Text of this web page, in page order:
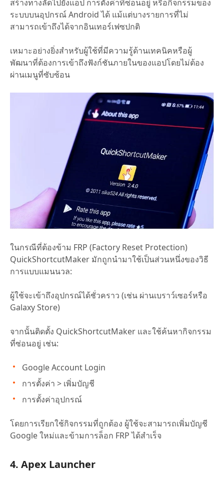
สร้างทางลัดไปยังแอป การตั้งค่าที่ซ่อนอยู่ หรือกิจกรรมของ
ระบบบนอุปกรณ์ Android ได้ แม้แต่บางรายการที่ไม่
สามารถเข้าถึงได้จากอินเทอร์เฟซปกติ
เหมาะอย่างยิ่งสำหรับผู้ใช้ที่มีความรู้ด้านเทคนิคหรือผู้
พัฒนาที่ต้องการเข้าถึงฟังก์ชันภายในของแอปโดยไม่ต้อง
ผ่านเมนูที่ซับซ้อน
ในกรณีที่ต้องข้าม FRP (Factory Reset Protection)
QuickShortcutMaker มักถูกนำมาใช้เป็นส่วนหนึ่งของวิธี
การแบบแมนนวล:
ผู้ใช้จะเข้าถึงอุปกรณ์ได้ชั่วคราว (เช่น ผ่านเบราว์เซอร์หรือ
Galaxy Store)
จากนั้นติดตั้ง QuickShortcutMaker และใช้ค้นหากิจกรรม
ที่ซ่อนอยู่ เช่น:
Google Account Login
การตั้งค่า > เพิ่มบัญชี
การตั้งค่าอุปกรณ์
โดยการเรียกใช้กิจกรรมที่ถูกต้อง ผู้ใช้จะสามารถเพิ่มบัญชี
Google ใหม่และข้ามการล็อก FRP ได้สำเร็จ
4. Apex Launcher